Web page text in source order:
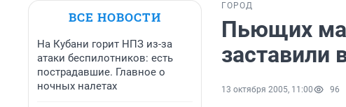
ВСЕ НОВОСТИ
На Кубани горит НПЗ из-за
атаки беспилотников: есть
пострадавшие. Главное о
ночных налетах
ГОРОД
Пьющих
заставили
13 октября 2005, 11:00 96